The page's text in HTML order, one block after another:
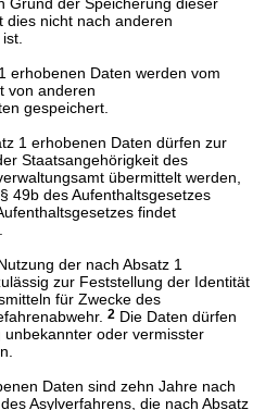
dies nicht nach anderen
erhobenen Daten werden vom
von anderen
gespeichert.
1 erhobenen Daten dürfen zur
Staatsangehörigkeit des
übermittelt werden,
49b des Aufenthaltsgesetzes
findet
der nach Absatz 1
zur Feststellung der Identität
für Zwecke des
2Die Daten dürfen
oder vermisster
Daten sind zehn Jahre nach
Asylverfahrens, die nach Absatz